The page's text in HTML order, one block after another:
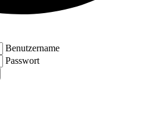
Benutzername
Passwort